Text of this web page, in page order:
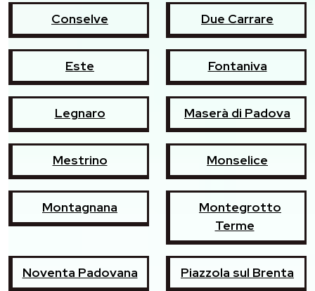
Conselve Due Carrare
Este Fontaniva
Legnaro Maserà di Padova
Mestrino Monselice
Montagnana
Montegrotto
Terme
Noventa Padovana Piazzola sul Brenta